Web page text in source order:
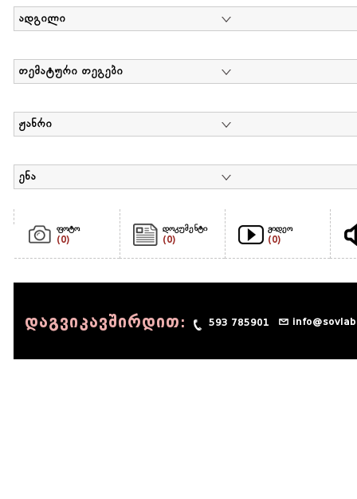
ადგილი
თემატური თეგები
ჟანრი
ენა
ფოტო
(0)
დოკუმენტი
(0)
ვიდეო
(0)
დაგვიკავშირდით: 593 785901